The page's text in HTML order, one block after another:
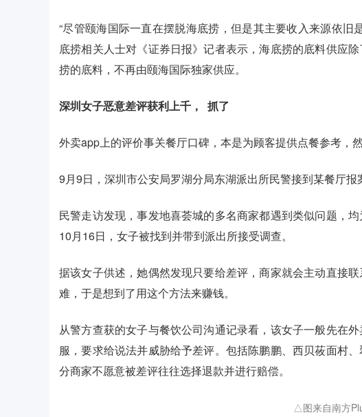
“尽管颐海国际一直在摆脱海底捞，但是其主要收入来源依
底捞相关人士对《证券日报》记者表示，海底捞的底料供应
捞的底料，不再由颐海国际独家供应。
深圳女子恶意差评获利上千， 抓了
外卖app上的评价事关餐厅口碑，本是为顾客提供点餐参考，
9月9日，深圳市公安局罗湖分局东湖派出所民警接到某餐厅报
民警走访发现，事发地喜荟城的多名商家都遇到类似问题，
10月16日，女子被找到并带到派出所接受调查。
据该女子供述，她偶然发现只要给差评，商家就会主动直接
难，于是想到了用这个方法来赚钱。
从警方查获的女子与餐饮公司沟通记录看，该女子一般先在
服，要求给说法并威胁给予差评。包括陈鹏鹏、西贝莜面村
分商家不愿意被差评往往选择退款并进行赔偿。
△图来自南方